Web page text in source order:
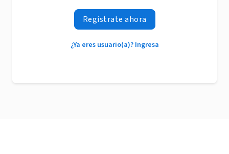
Regístrate ahora
¿Ya eres usuario(a)? Ingresa